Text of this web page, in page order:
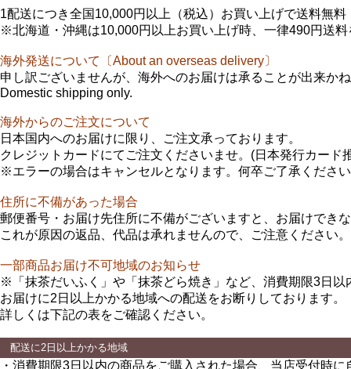
1配送につき全国10,000円以上（税込）お買い上げで送料無料
※北海道・沖縄は10,000円以上お買い上げ時、一律490円送
海外発送について〔About an overseas delivery〕
申し訳ございませんが、海外へのお届けは承ることが出来か
Domestic shipping only.
海外からのご注文について
日本国内へのお届けに限り、ご注文承っております。
クレジットカードにてご注文くださいませ。(日本発行カード
※エラーの場合はキャンセルとなります。何卒ご了承くださ
住所に不備があった場合
郵便番号・お届け先住所に不備がございますと、お届けでき
これが原因の返品、代品は承れませんので、ご注意ください。
一部商品お届け不可地域のお知らせ
※「抹茶だいふく」や「抹茶どら焼き」など、消費期限3日以
お届けに2日以上かかる地域への配送をお断りしております。
詳しくは下記の表をご確認ください。
配送に2日以上かかる地域
・消費期限3日以内の商品をご購入された場合、当店受付時